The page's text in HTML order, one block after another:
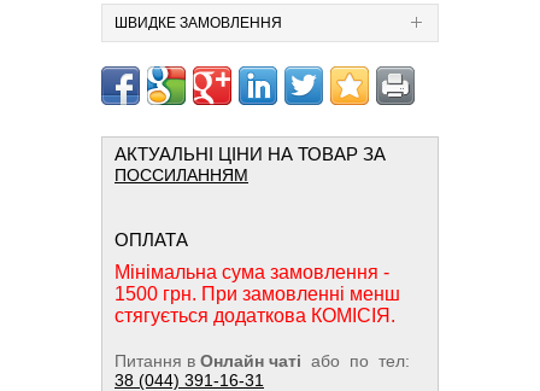
ШВИДКЕ ЗАМОВЛЕННЯ
АКТУАЛЬНІ ЦІНИ НА ТОВАР ЗА
ПОССИЛАННЯМ
ОПЛАТА
Мінімальна сума замовлення -
1500 грн. При замовленні менш
стягується додаткова КОМІСІЯ.
Питання в Онлайн чаті або по тел:
38 (044) 391-16-31